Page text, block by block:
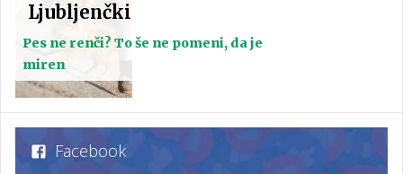
Ljubljenčki
Pes ne renči? To še ne pomeni, da je
miren
Facebook